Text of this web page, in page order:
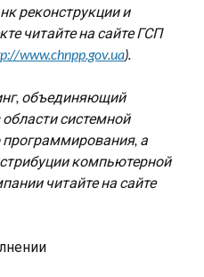
реконструкции и
читайте на сайте ГСП
www.chnpp.gov.ua).
объединяющий
системной
а
компьютерной
читайте на сайте